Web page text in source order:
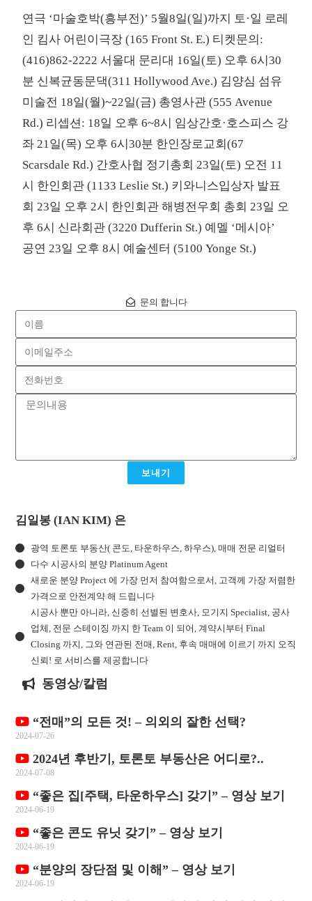
연극 ‘마술호박(흥부전)’ 5월8일(일)까지 토·일 로레
인 킴사 어린이극장 (165 Front St. E.) 티켓문의:
(416)862-2222 서울대 문리대 16일(토) 오후 6시30
분 신복균동문댁(311 Hollywood Ave.) 김양심 섬유
미술전 18일(월)~22일(금) 총영사관 (555 Avenue
Rd.) 리셉션: 18일 오후 6~8시 임상간호·호스피스 강
좌 21일(목) 오후 6시30분 한인장로교회(67
Scarsdale Rd.) 간호사협 정기총회 23일(토) 오전 11
시 한인회관 (1133 Leslie St.) 키와니스입상자 발표
회 23일 오후 2시 한인회관 해병전우회 총회 23일 오
후 6시 신라회관 (3220 Dufferin St.) 예멜 ‘메시아’
공연 23일 오후 8시 예술센터 (5100 Yonge St.)
문의 합니다
보내기
김일봉 (IAN KIM) 은
광역 토론토 부동산( 콘도, 타운하우스, 하우스), 매매 전문 리얼터
다수 시공사의 분양 Platinum Agent
새로운 분양 Project 에 가장 먼저 참여함으로서, 고객께 가장 저렴한
가격으로 안전계약 해 드립니다
시공사 뿐만 아니라, 신중히 선별된 변호사, 모기지 Specialist, 공사
업체, 전문 스테이징 까지 한 Team 이 되어, 계약시부터 Final
Closing 까지, 그와 연관된 전매, Rent, 후속 매매에 이르기 까지 오직
신뢰! 로 서비스를 제공합니다
동영상/칼럼
“전매”의 모든 것! – 의외의 잘한 선택?
2024-07-26
2024년 후반기, 토론토 부동산은 어디로?..
2024-07-08
“좋은 집[주택, 타운하우스] 갖기” – 영상 보기
2024-06-19
“좋은 콘도 유닛 갖기” – 영상 보기
2024-06-19
“분양의 장단점 및 이해” – 영상 보기
2024-06-19